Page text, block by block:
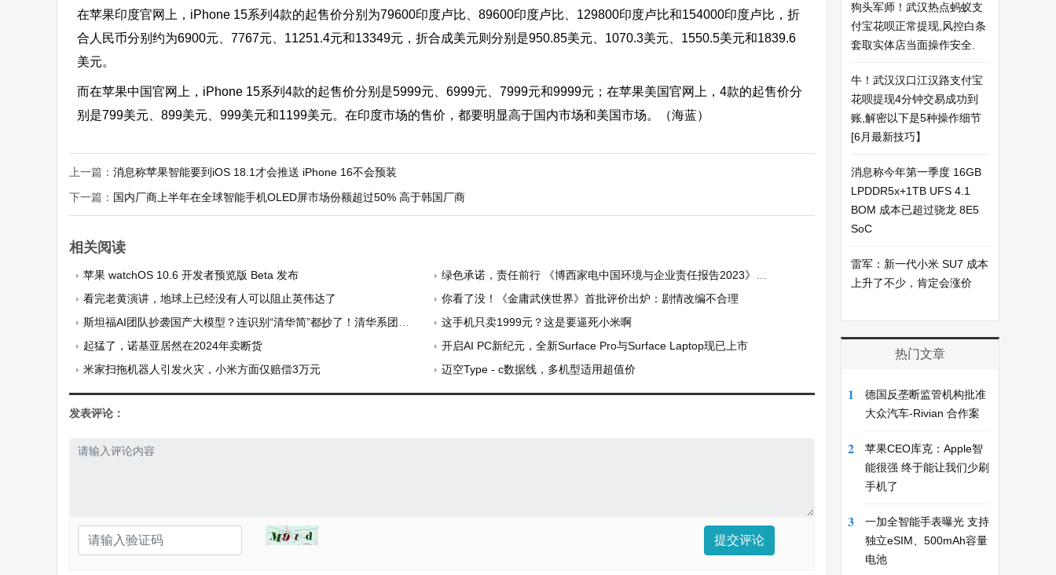
在苹果印度官网上，iPhone 15系列4款的起售价分别为79600印度卢比、89600印度卢比、129800印度卢比和154000印度卢比，折
合人民币分别约为6900元、7767元、11251.4元和13349元，折合成美元则分别是950.85美元、1070.3美元、1550.5美元和1839.6
美元。
而在苹果中国官网上，iPhone 15系列4款的起售价分别是5999元、6999元、7999元和9999元；在苹果美国官网上，4款的起售价分
别是799美元、899美元、999美元和1199美元。在印度市场的售价，都要明显高于国内市场和美国市场。（海蓝）
上一篇： 消息称苹果智能要到iOS 18.1才会推送 iPhone 16不会预装
下一篇： 国内厂商上半年在全球智能手机OLED屏市场份额超过50% 高于韩国厂商
相关阅读
苹果 watchOS 10.6 开发者预览版 Beta 发布
绿色承诺，责任前行 《博西家电中国环境与企业责任报告2023》展现全价值链可持续发展成果
看完老黄演讲，地球上已经没有人可以阻止英伟达了
你看了没！《金庸武侠世界》首批评价出炉：剧情改编不合理
斯坦福AI团队抄袭国产大模型？连识别“清华简”都抄了！清华系团队回应
这手机只卖1999元？这是要逼死小米啊
起猛了，诺基亚居然在2024年卖断货
开启AI PC新纪元，全新Surface Pro与Surface Laptop现已上市
米家扫拖机器人引发火灾，小米方面仅赔偿3万元
迈空Type - c数据线，多机型适用超值价
发表评论：
提交评论
狗头军师！武汉热点蚂蚁支
付宝花呗正常提现,风控白条
套取实体店当面操作安全.
牛！武汉汉口江汉路支付宝
花呗提现4分钟交易成功到
账,解密以下是5种操作细节
[6月最新技巧】
消息称今年第一季度 16GB
LPDDR5x+1TB UFS 4.1
BOM 成本已超过骁龙 8E5
SoC
雷军：新一代小米 SU7 成本
上升了不少，肯定会涨价
热门文章
1
德国反垄断监管机构批准
大众汽车-Rivian 合作案
2
苹果CEO库克：Apple智
能很强 终于能让我们少刷
手机了
3
一加全智能手表曝光 支持
独立eSIM、500mAh容量
电池